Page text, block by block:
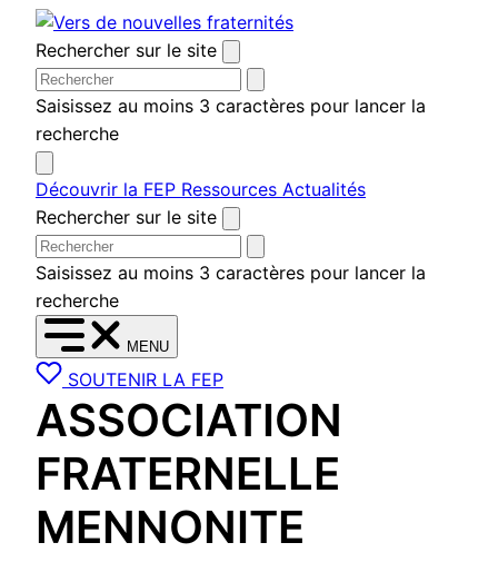
Aller
au
contenu
Rechercher sur le site
Saisissez au moins 3 caractères pour lancer la
recherche
Découvrir la FEP Ressources Actualités
Rechercher sur le site
Saisissez au moins 3 caractères pour lancer la
recherche
MENU
SOUTENIR LA FEP
ASSOCIATION
FRATERNELLE
MENNONITE